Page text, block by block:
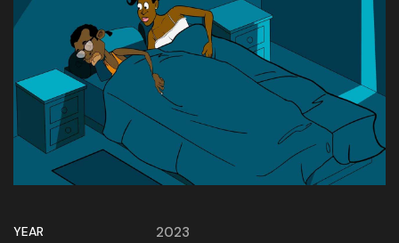
YEAR 2023